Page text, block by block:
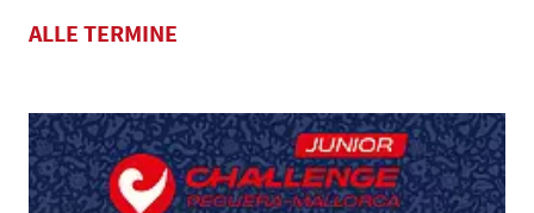
ALLE TERMINE